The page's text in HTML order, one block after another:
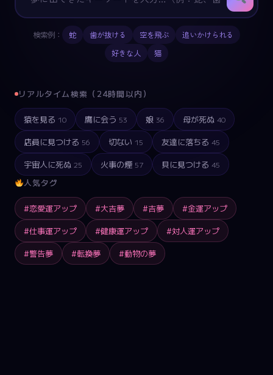
検索例： 蛇 歯が抜ける 空を飛ぶ
追いかけられる
好きな人
猫
リアルタイム検索（24時間以内）
猿を見る 10 鷹に会う 53 娘 36 母が死ぬ 40
店員に見つける 56 切ない 15 友達に落ちる 45
宇宙人に死ぬ 25 火事の煙 57 貝に見つける 45
人気タグ
#恋愛運アップ #大吉夢 #吉夢
#金運アップ
#仕事運アップ
#健康運アップ
#対人運アップ
#警告夢
#転換夢 #動物の夢